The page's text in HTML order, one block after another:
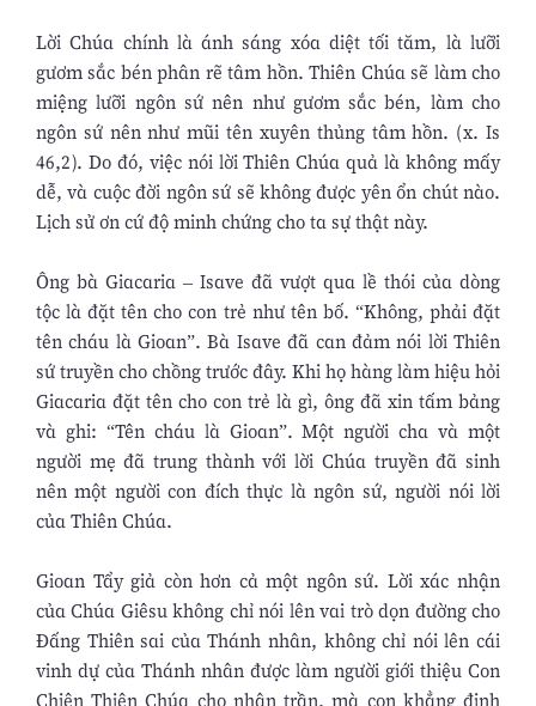
Lời Chúa chính là ánh sáng xóa diệt tối tăm, là lưỡi
gươm sắc bén phân rẽ tâm hồn. Thiên Chúa sẽ làm cho
miệng lưỡi ngôn sứ nên như gươm sắc bén, làm cho
ngôn sứ nên như mũi tên xuyên thủng tâm hồn. (x. Is
46,2). Do đó, việc nói lời Thiên Chúa quả là không mấy
dễ, và cuộc đời ngôn sứ sẽ không được yên ổn chút nào.
Lịch sử ơn cứ độ minh chứng cho ta sự thật này.
Ông bà Giacaria – Isave đã vượt qua lề thói của dòng
tộc là đặt tên cho con trẻ như tên bố. “Không, phải đặt
tên cháu là Gioan”. Bà Isave đã can đảm nói lời Thiên
sứ truyền cho chồng trước đây. Khi họ hàng làm hiệu hỏi
Giacaria đặt tên cho con trẻ là gì, ông đã xin tấm bảng
và ghi: “Tên cháu là Gioan”. Một người cha và một
người mẹ đã trung thành với lời Chúa truyền đã sinh
nên một người con đích thực là ngôn sứ, người nói lời
của Thiên Chúa.
Gioan Tẩy giả còn hơn cả một ngôn sứ. Lời xác nhận
của Chúa Giêsu không chỉ nói lên vai trò dọn đường cho
Đấng Thiên sai của Thánh nhân, không chỉ nói lên cái
vinh dự của Thánh nhân được làm người giới thiệu Con
Chiên Thiên Chúa cho nhân trần, mà con khẳng định